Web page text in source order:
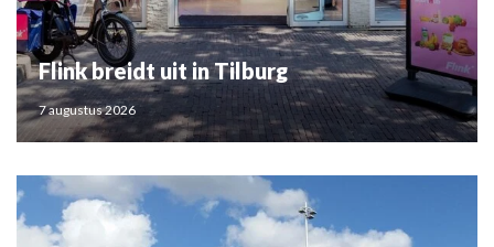
Flink breidt uit in Tilburg
7 augustus 2026